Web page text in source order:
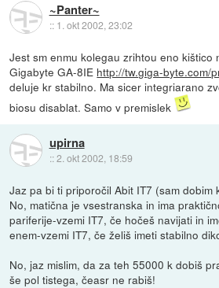
~Panter~
:: 1. okt 2002, 23:02
Jest sm enmu kolegau zrihtou eno kištico
Gigabyte GA-8IE http://tw.giga-byte.com/
deluje kr stabilno. Ma sicer integriarano
biosu disablat. Samo v premislek
upirna
::2. okt 2002, 18:59
Jaz pa bi ti priporočil Abit IT7 (sam dobim
No, matična je vsestranska in ima
pariferije-vzemi IT7, če hočeš navijati in
enem-vzemi IT7, če želiš imeti stabilno
No, jaz mislim, da za teh 55000 k dobiš
še pol tistega, čeasr ne rabiš!